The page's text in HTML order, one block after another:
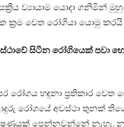
සක්‍රීය ව්‍යායාම යොදා
වෙත රෝගියා යොමු කරයි
සිටින රෝගියෙක් පවා
රෝගය හඳුනා ප්‍රතිකාර
රෝගයේ අවස්ථා තුනක්
පෙන්නවන්නේ නැහැ.